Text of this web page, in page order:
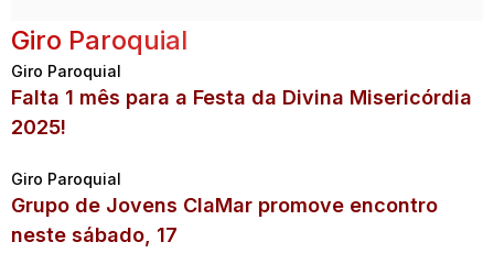
Giro Paroquial
Giro Paroquial
Falta 1 mês para a Festa da Divina Misericórdia
2025!
Giro Paroquial
Grupo de Jovens ClaMar promove encontro
neste sábado, 17